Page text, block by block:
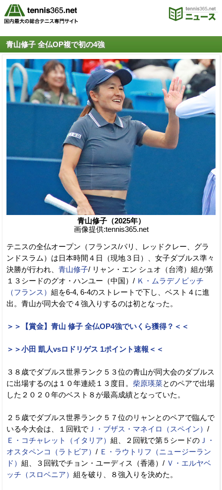
青山修子 全仏OP複で初の4強
青山修子（2025年）
画像提供:tennis365.net
テニスの全仏オープン（フランス/パリ、レッドクレー、グラ
ンドスラム）は日本時間４日（現地３日）、女子ダブルス準々
決勝が行われ、 青山修子/ リャン・エン シュオ（台湾）組が第
１３シードのグオ・ハンユー（中国）/ Ｋ・ムラデノビッチ
（フランス） 組を6-4, 6-4のストレートで下し、ベスト４に進
出。青山が同大会で４強入りするのは初となった。
＞＞【賞金】青山 修子 全仏OP4強でいくら獲得？＜＜
＞＞小田 凱人vsロドリゲス 1ポイント速報＜＜
３８歳でダブルス世界ランク５３位の青山が同大会のダブルス
に出場するのは１０年連続１３度目。 柴原瑛菜とのペアで出場
した２０２０年のベスト８が最高成績となっていた。
２５歳でダブルス世界ランク５７位のリャンとのペアで臨んで
いる今大会は、１回戦で Ｊ・ブザス・マネイロ（スペイン） /
Ｅ・コチャレット（イタリア） 組、２回戦で第５シードの Ｊ・
オスタペンコ（ラトビア） / Ｅ・ラウトリフ（ニュージーラン
ド） 組、３回戦でチョン・ユーディス（香港）/ Ｖ・エルヤベ
ッチ（スロベニア） 組を破り、８強入りを決めた。